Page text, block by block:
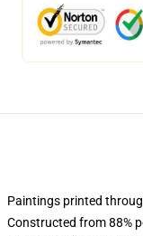
Paintings printed
Constructed from 88%